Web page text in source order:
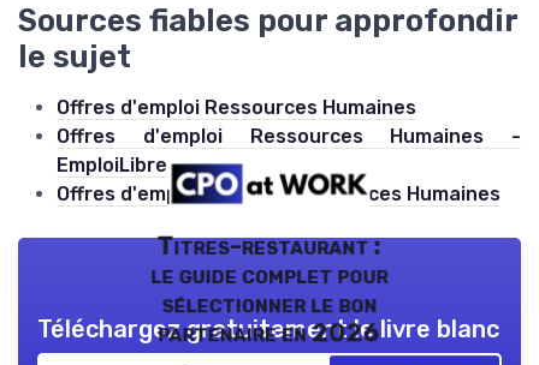
Sources fiables pour approfondir
le sujet
Offres d'emploi Ressources Humaines
Offres d'emploi Ressources Humaines -
EmploiLibre
Offres d'emploi dans les Ressources Humaines
Titres-restaurant :
le guide complet pour
sélectionner le bon
partenaire en 2026
Téléchargez gratuitement le livre blanc